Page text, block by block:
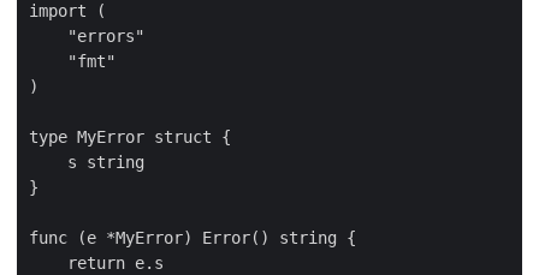
import (
    "errors"
    "fmt"
)
type MyError struct {
    s string
}
func (e *MyError) Error() string {
    return e.s